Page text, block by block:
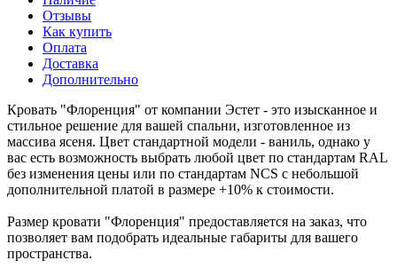
Отзывы
Как купить
Оплата
Доставка
Дополнительно
Кровать "Флоренция" от компании Эстет - это изысканное и
стильное решение для вашей спальни, изготовленное из
массива ясеня. Цвет стандартной модели - ваниль, однако у
вас есть возможность выбрать любой цвет по стандартам RAL
без изменения цены или по стандартам NCS с небольшой
дополнительной платой в размере +10% к стоимости.
Размер кровати "Флоренция" предоставляется на заказ, что
позволяет вам подобрать идеальные габариты для вашего
пространства.